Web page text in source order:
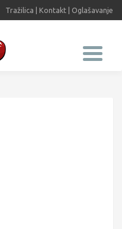
Tražilica Kontakt Oglašavanje